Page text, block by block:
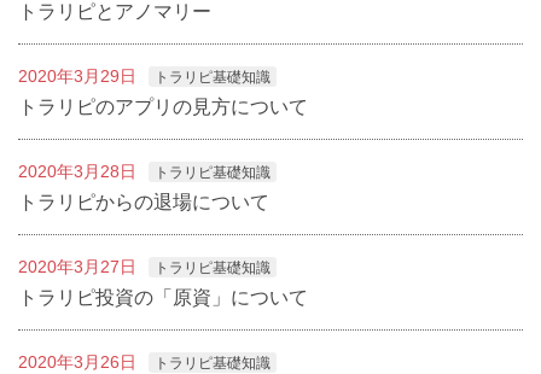
トラリピとアノマリー
2020年3月29日 トラリピ基礎知識
トラリピのアプリの見方について
2020年3月28日 トラリピ基礎知識
トラリピからの退場について
2020年3月27日 トラリピ基礎知識
トラリピ投資の「原資」について
2020年3月26日 トラリピ基礎知識